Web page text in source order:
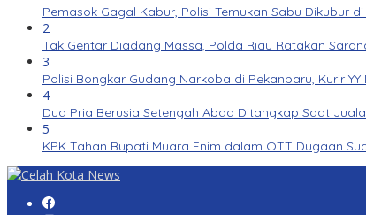
Pemasok Gagal Kabur, Polisi Temukan Sabu Dikubur
2
Tak Gentar Diadang Massa, Polda Riau Ratakan
3
Polisi Bongkar Gudang Narkoba di Pekanbaru, Kurir YY
4
Dua Pria Berusia Setengah Abad Ditangkap Saat
5
KPK Tahan Bupati Muara Enim dalam OTT Dugaan